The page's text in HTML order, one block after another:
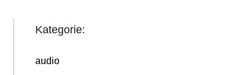
Kategorie:
audio